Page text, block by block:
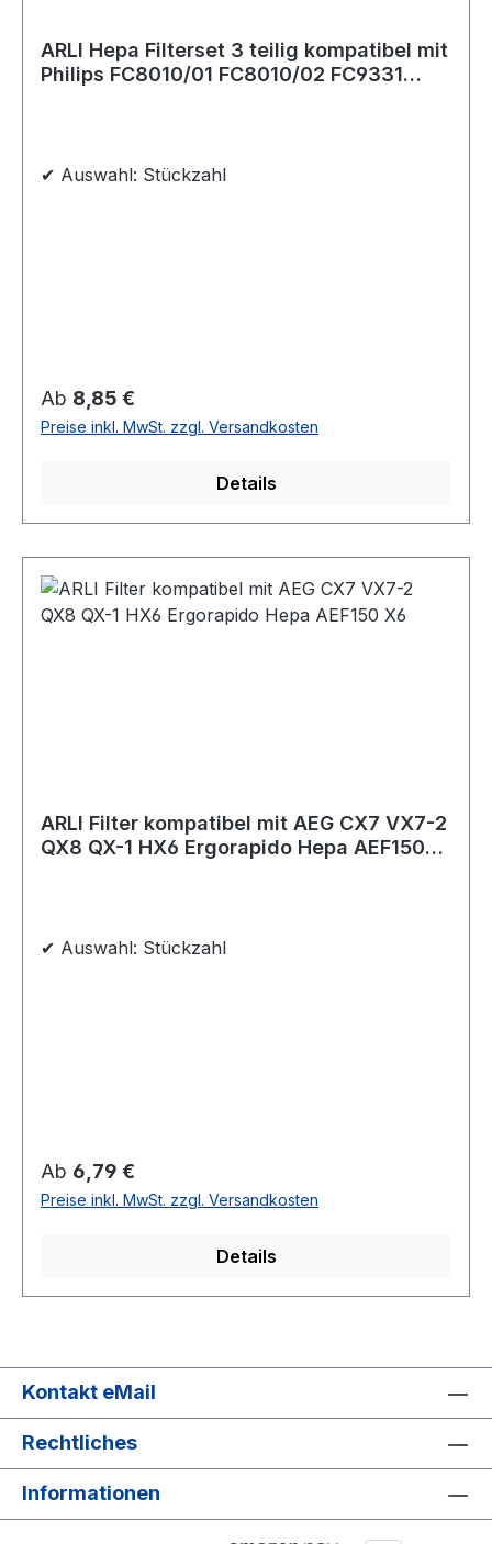
ARLI Hepa Filterset 3 teilig kompatibel mit
Philips FC8010/01 FC8010/02 FC9331
✔ Auswahl: Stückzahl
Regulärer Preis:
Ab 8,85 €
Preise inkl. MwSt. zzgl. Versandkosten
Details
ARLI Filter kompatibel mit AEG CX7 VX7-2
QX8 QX-1 HX6 Ergorapido Hepa AEF150
✔ Auswahl: Stückzahl
Regulärer Preis:
Ab 6,79 €
Preise inkl. MwSt. zzgl. Versandkosten
Details
Kontakt eMail
Rechtliches
Informationen